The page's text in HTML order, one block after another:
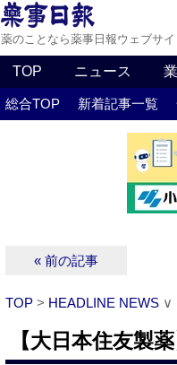
薬のことなら薬事日報ウェブサイ
TOP ニュース
総合TOP 新着記事一覧
« 前の記事
TOP > HEADLINE NEWS ∨
【大日本住友製